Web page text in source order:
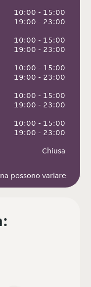
10:00 - 15:00
19:00 - 23:00
10:00 - 15:00
19:00 - 23:00
10:00 - 15:00
19:00 - 23:00
10:00 - 15:00
19:00 - 23:00
10:00 - 15:00
19:00 - 23:00
Chiusa
possono variare